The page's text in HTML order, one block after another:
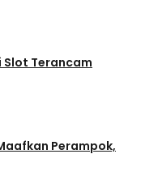
Slot Terancam
Perampok,